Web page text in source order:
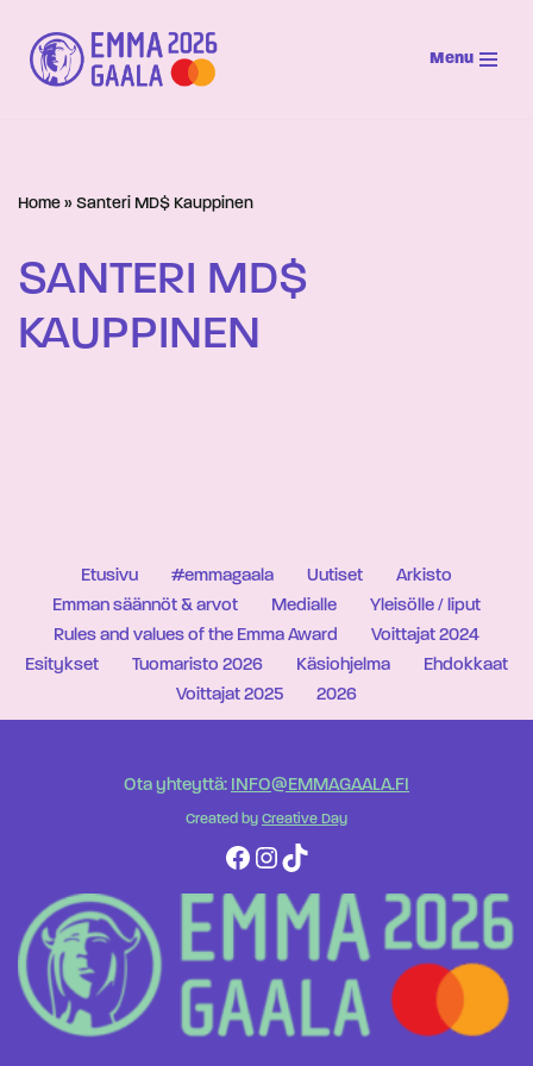
Siirry
suoraan
Menu
Home » Santeri MD$ Kauppinen
SANTERI MD$
KAUPPINEN
Etusivu #emmagaala Uutiset
Arkisto
Emman säännöt & arvot
Medialle
Yleisölle / liput
Rules and values of the Emma Award
Voittajat 2024
Esitykset
Tuomaristo 2026 Käsiohjelma
Ehdokkaat
Voittajat 2025
2026
Ota yhteyttä: INFO@EMMAGAALA.FI
Created by Creative Day